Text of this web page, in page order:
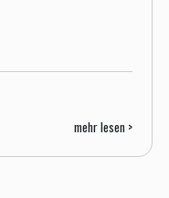
mehr lesen >